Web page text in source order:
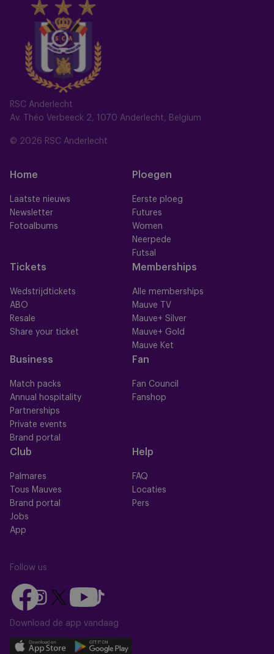
RSC Anderlecht
Av. Théo Verbeeck 2, 1070 Anderlecht, Belgium
© 2026 RSC Anderlecht
Home
Laatste nieuws
Newsletter
Fotoalbums
Ploegen
Eerste ploeg
Futures
Women
Neerpede
Futsal
Tickets
Wedstrijdtickets
ABO
Resale
Share your ticket
Memberships
Alle memberships
Mauve TV
Mauve+ Silver
Mauve+ Gold
Mauve Ket
Business
Match packs
Annual hospitality
Partnerships
Private events
Brand portal
Fan
Fan Council
Fanshop
Club
Palmares
Tous Mauves
Brand portal
Jobs
App
Help
FAQ
Locaties
Pers
Follow us
Follow
us
on
Follow
us
on
Instagram
Follow
on
X
Follow
us
on
Follow
us
on
TikTok
Download de app vandaag
Download Download